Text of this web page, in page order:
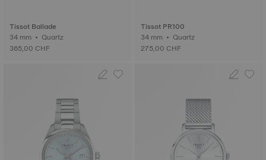
Tissot Ballade
34 mm • Quartz
365,00 CHF
Tissot PR100
34 mm • Quartz
275,00 CHF